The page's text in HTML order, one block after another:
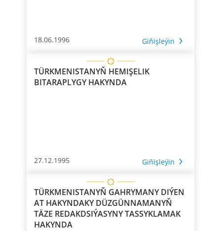
18.06.1996 Giňişleýin
TÜRKMENISTANYŇ HEMIŞELIK
BITARAPLYGY HAKYNDA
27.12.1995 Giňişleýin
TÜRKMENISTANYŇ GAHRYMANY DIÝEN
AT HAKYNDAKY DÜZGÜNNAMANYŇ
TÄZE REDAKDSIÝASYNY TASSYKLAMAK
HAKYNDA